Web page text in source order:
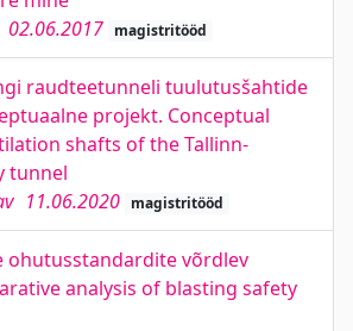
02.06.2017 magistritööd
raudteetunneli tuulutusšahtide
projekt. Conceptual
shafts of the Tallinn-
tunnel
11.06.2020 magistritööd
ohutusstandardite võrdlev
analysis of blasting safety